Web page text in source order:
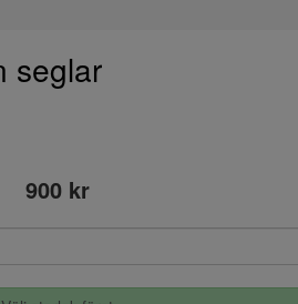
seglar
900 kr